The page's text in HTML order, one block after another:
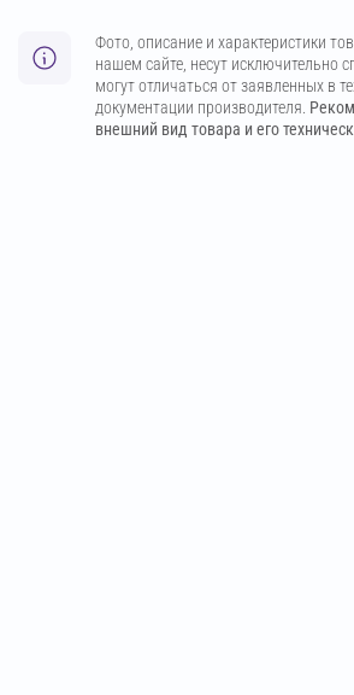
Фото, описание и характеристики
нашем сайте, несут исключительно
могут отличаться от заявленных в
документации производителя.
внешний вид товара и его